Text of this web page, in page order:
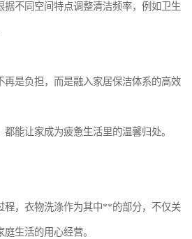
据不同空间特点调整清洁频率，例如卫生
再是负担，而是融入家居保洁体系的高效
能让家成为疲惫生活里的温馨归处。
程，衣物洗涤作为其中**的部分，不仅关
生活的用心经营。